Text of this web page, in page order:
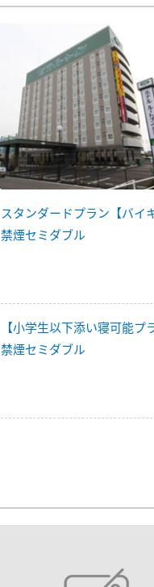
スタンダードプラン【バイ
禁煙セミダブル
【小学生以下添い寝可能
禁煙セミダブル